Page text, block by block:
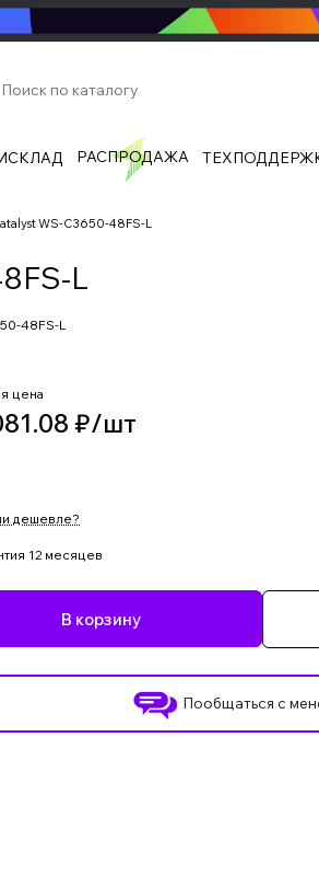
СКЛАД РАСПРОДАЖА
WS-C3650-48FS-L
L
48FS-L
цена
₽/шт
В корзину
Пообщаться с
дешевле?
12 месяцев